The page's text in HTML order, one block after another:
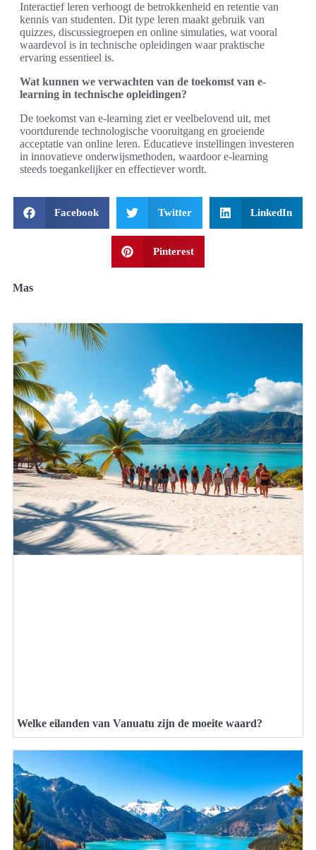
Interactief leren verhoogt de betrokkenheid en retentie van
kennis van studenten. Dit type leren maakt gebruik van
quizzes, discussiegroepen en online simulaties, wat vooral
waardevol is in technische opleidingen waar praktische
ervaring essentieel is.
Wat kunnen we verwachten van de toekomst van e-
learning in technische opleidingen?
De toekomst van e-learning ziet er veelbelovend uit, met
voortdurende technologische vooruitgang en groeiende
acceptatie van online leren. Educatieve instellingen investeren
in innovatieve onderwijsmethoden, waardoor e-learning
steeds toegankelijker en effectiever wordt.
Facebook Twitter LinkedIn
Pinterest
Mas
Welke eilanden van Vanuatu zijn de moeite waard?